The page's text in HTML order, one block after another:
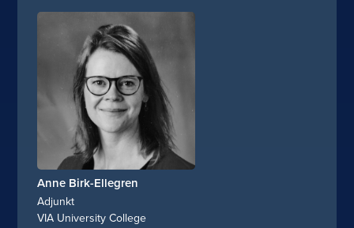
Anne Birk-Ellegren
Adjunkt
VIA University College